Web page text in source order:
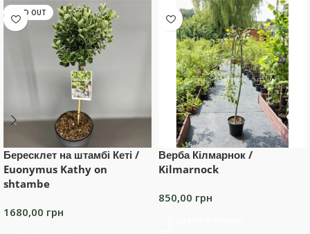
SOLD OUT
Бересклет на штамбі Кеті /
Euonymus Kathy on
shtambe
1680,00 грн
Верба Кілмарнок /
Kilmarnock
850,00 грн